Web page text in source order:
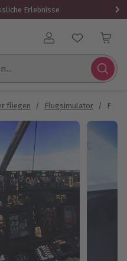
Erlebnisse
Benutzerkonto
fliegen / Flugsimulator /